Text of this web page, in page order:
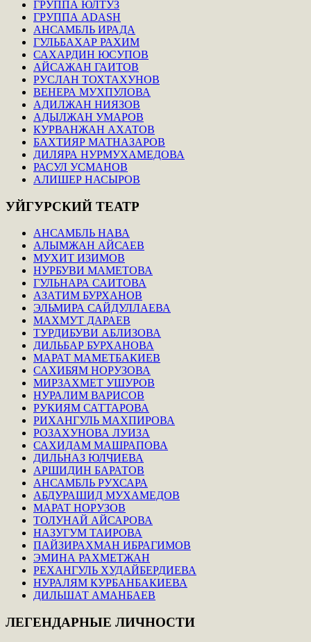
ГРУППА ЮЛТУЗ
ГРУППА ADASH
АНСАМБЛЬ ИРАДА
ГУЛЬБАХАР РАХИМ
САХАРДИН ЮСУПОВ
АЙСАЖАН ГАИТОВ
РУСЛАН ТОХТАХУНОВ
ВЕНЕРА МУХПУЛОВА
АДИЛЖАН НИЯЗОВ
АДЫЛЖАН УМАРОВ
КУРВАНЖАН АХАТОВ
БАХТИЯР МАТНАЗАРОВ
ДИЛЯРА НУРМУХАМЕДОВА
РАСУЛ УСМАНОВ
АЛИШЕР НАСЫРОВ
УЙГУРСКИЙ ТЕАТР
АНСАМБЛЬ НАВА
АЛЫМЖАН АЙСАЕВ
МУХИТ ИЗИМОВ
НУРБУВИ МАМЕТОВА
ГУЛЬНАРА САИТОВА
АЗАТИМ БУРХАНОВ
ЭЛЬМИРА САЙДУЛЛАЕВА
МАХМУТ ДАРАЕВ
ТУРДИБУВИ АБЛИЗОВА
ДИЛЬБАР БУРХАНОВА
МАРАТ МАМЕТБАКИЕВ
САХИБЯМ НОРУЗОВА
МИРЗАХМЕТ УШУРОВ
НУРАЛИМ ВАРИСОВ
РУКИЯМ САТТАРОВА
РИХАНГУЛЬ МАХПИРОВА
РОЗАХУНОВА ЛУИЗА
САХИДАМ МАШРАПОВА
ДИЛЬНАЗ ЮЛЧИЕВА
АРШИДИН БАРАТОВ
АНСАМБЛЬ РУХСАРА
АБДУРАШИД МУХАМЕДОВ
МАРАТ НОРУЗОВ
ТОЛУНАЙ АЙСАРОВА
НАЗУГУМ ТАИРОВА
ПАЙЗИРАХМАН ИБРАГИМОВ
ЭМИНА РАХМЕТЖАН
РЕХАНГУЛЬ ХУДАЙБЕРДИЕВА
НУРАЛЯМ КУРБАНБАКИЕВА
ДИЛЬШАТ АМАНБАЕВ
ЛЕГЕНДАРНЫЕ ЛИЧНОСТИ